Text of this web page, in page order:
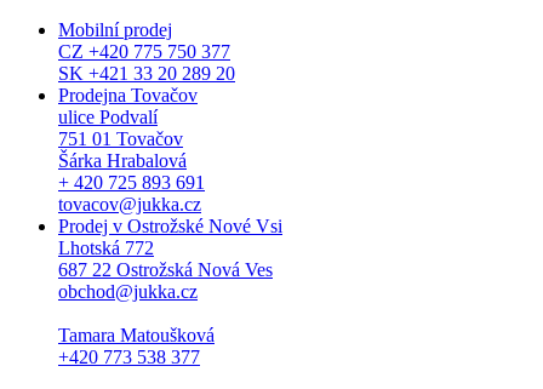
Mobilní prodej
CZ +420 775 750 377
SK +421 33 20 289 20
Prodejna Tovačov
ulice Podvalí
751 01 Tovačov
Šárka Hrabalová
+ 420 725 893 691
tovacov@jukka.cz
Prodej v Ostrožské Nové Vsi
Lhotská 772
687 22 Ostrožská Nová Ves
obchod@jukka.cz
Tamara Matoušková
+420 773 538 377